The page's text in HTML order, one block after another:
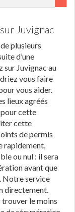
Juvignac
plusieurs
d’une
Juvignac au
vous faire
vous aider.
lieux agréés
pour cette
cette
de permis
rapidement,
ou nul : il sera
avant que
Notre service
directement.
trouver le moins